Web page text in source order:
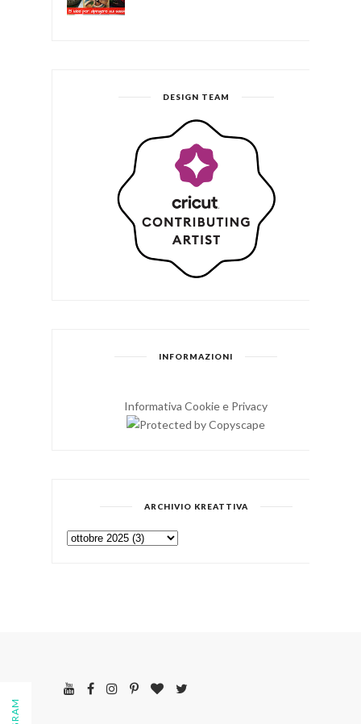
DESIGN TEAM
INFORMAZIONI
Informativa Cookie e Privacy
ARCHIVIO KREATTIVA